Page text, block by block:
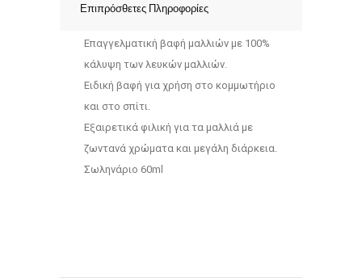
Επιπρόσθετες Πληροφορίες
Επαγγελματική βαφή μαλλιών με 100%
κάλυψη των λευκών μαλλιών.
Ειδική βαφή για χρήση στο κομμωτήριο
και στο σπίτι.
Εξαιρετικά φιλική για τα μαλλιά με
ζωντανά χρώματα και μεγάλη διάρκεια.
Σωληνάριο 60ml